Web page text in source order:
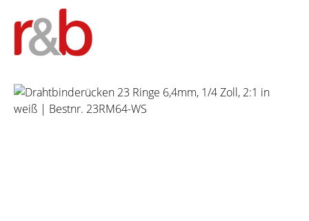
Bildergalerie überspringen